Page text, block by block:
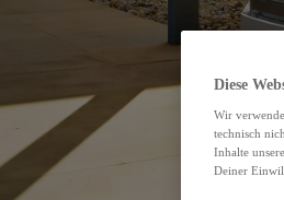
Diese
Wir
technisch
Inhalte
Deiner